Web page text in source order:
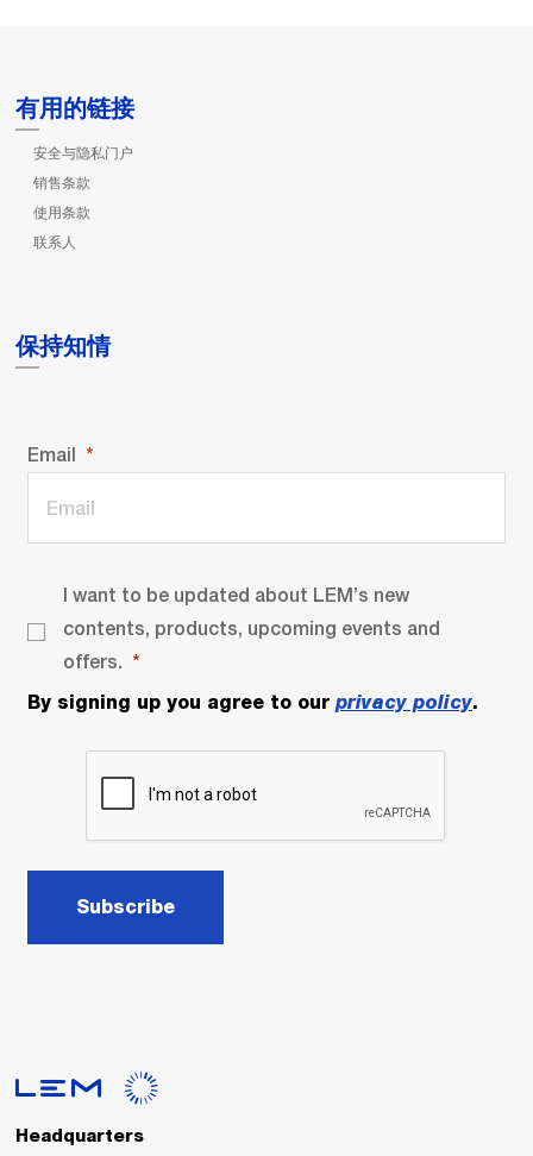
有用的链接
安全与隐私门户
销售条款
使用条款
联系人
保持知情
Email
I want to be updated about LEM’s new
contents, products, upcoming events and
offers.
By signing up you agree to our privacy policy.
Subscribe
Headquarters